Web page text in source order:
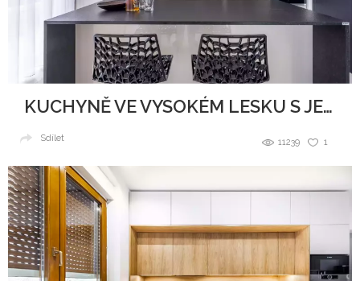
KUCHYNĚ VE VYSOKÉM LESKU S JEMNÝMI TŘPYTKAMI
1
11239
Sdílet